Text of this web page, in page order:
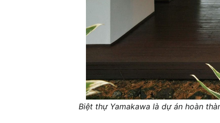
Biệt thự Yamakawa là dự án hoàn